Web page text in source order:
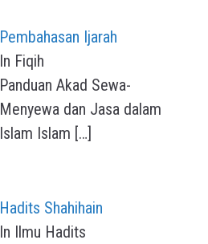
Pembahasan Ijarah
In Fiqih
Panduan Akad Sewa-
Menyewa dan Jasa dalam
Islam Islam […]
Hadits Shahihain
In Ilmu Hadits